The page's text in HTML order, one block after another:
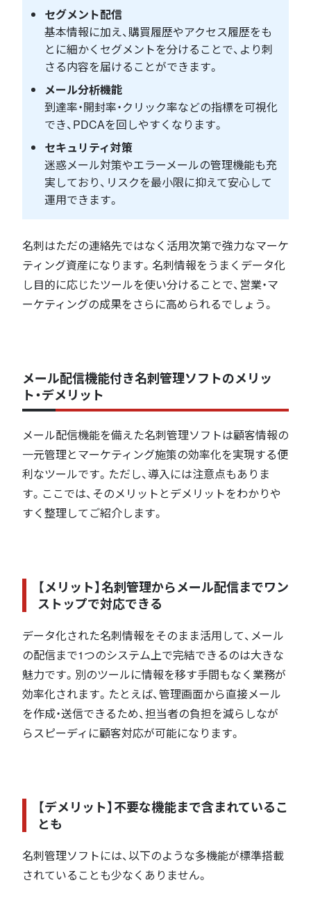
セグメント配信
基本情報に加え、購買履歴やアクセス履歴をも
とに細かくセグメントを分けることで、より刺
さる内容を届けることができます。
メール分析機能
到達率・開封率・クリック率などの指標を可視化
でき、PDCAを回しやすくなります。
セキュリティ対策
迷惑メール対策やエラーメールの管理機能も充
実しており、リスクを最小限に抑えて安心して
運用できます。
名刺はただの連絡先ではなく活用次第で強力なマーケ
ティング資産になります。名刺情報をうまくデータ化
し目的に応じたツールを使い分けることで、営業・マ
ーケティングの成果をさらに高められるでしょう。
メール配信機能付き名刺管理ソフトのメリッ
ト・デメリット
メール配信機能を備えた名刺管理ソフトは顧客情報の
一元管理とマーケティング施策の効率化を実現する便
利なツールです。ただし、導入には注意点もありま
す。ここでは、そのメリットとデメリットをわかりや
すく整理してご紹介します。
【メリット】名刺管理からメール配信までワン
ストップで対応できる
データ化された名刺情報をそのまま活用して、メール
の配信まで1つのシステム上で完結できるのは大きな
魅力です。別のツールに情報を移す手間もなく業務が
効率化されます。たとえば、管理画面から直接メール
を作成・送信できるため、担当者の負担を減らしなが
らスピーディに顧客対応が可能になります。
【デメリット】不要な機能まで含まれているこ
とも
名刺管理ソフトには、以下のような多機能が標準搭載
されていることも少なくありません。